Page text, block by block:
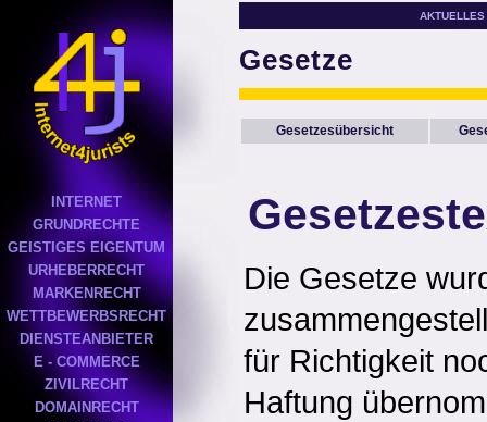
INTERNET
GRUNDRECHTE
GEISTIGES EIGENTUM
URHEBERRECHT
MARKENRECHT
WETTBEWERBSRECHT
DIENSTEANBIETER
E - COMMERCE
ZIVILRECHT
DOMAINRECHT
AKTUELLES
Gesetze
Gesetzesübersicht
Die Gesetze
für Richtigkeit
Haftung